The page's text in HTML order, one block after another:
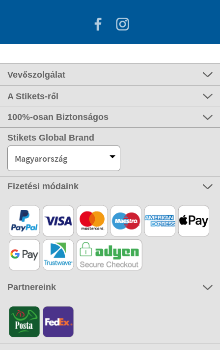
Vevőszolgálat
A Stikets-ről
100%-osan Biztonságos
Stikets Global Brand
Magyarország
Fizetési módaink
Partnereink